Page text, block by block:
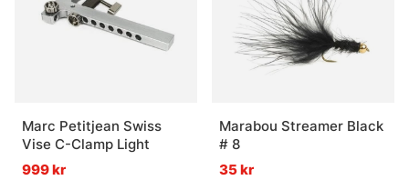
Marc Petitjean Swiss
Vise C-Clamp Light
999 kr
Marabou Streamer Black
# 8
35 kr